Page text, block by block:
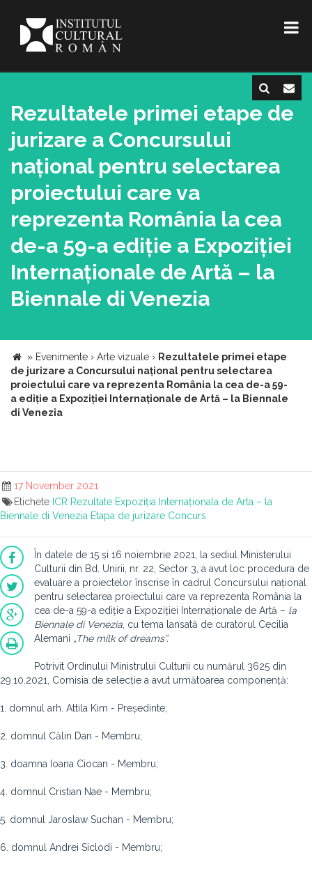
Rezultatele primei etape de
jurizare a Concursului
național pentru selectarea
proiectului care va
reprezenta România la cea
de-a 59-a ediție a Expoziției
Internaționale de Artă – la
Biennale di Venezia
» Evenimente › Arte vizuale › Rezultatele primei etape
de jurizare a Concursului național pentru selectarea
proiectului care va reprezenta România la cea de-a 59-
a ediție a Expoziției Internaționale de Artă – la Biennale
di Venezia
17 November 2021
Etichete ICR Rezultate Expoziția Internaționala de Arta – la
Biennale di Venezia Etapa de jurizare Concurs
În datele de 15 și 16 noiembrie 2021, la sediul Ministerului
Culturii din Bd. Unirii, nr. 22, Sector 3, a avut loc procedura de
evaluare a proiectelor înscrise în cadrul Concursului național
pentru selectarea proiectului care va reprezenta România la
cea de-a 59-a ediție a Expoziției Internaționale de Artă – la
Biennale di Venezia , cu tema lansată de curatorul Cecilia
Alemani „The milk of dreams”.
Potrivit Ordinului Ministrului Culturii cu numărul 3625 din
29.10.2021, Comisia de selecție a avut următoarea componență:
1. domnul arh. Attila Kim - Președinte;
2. domnul Călin Dan - Membru;
3. doamna Ioana Ciocan - Membru;
4. domnul Cristian Nae - Membru;
5. domnul Jaroslaw Suchan - Membru;
6. domnul Andrei Siclodi - Membru;